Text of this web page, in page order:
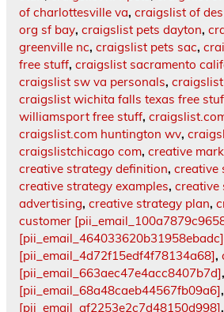
of charlottesville va, craigslist of
org sf bay, craigslist pets dayton,
greenville nc, craigslist pets sac,
free stuff, craigslist sacramento
craigslist sw va personals,
craigslist wichita falls texas free
williamsport free stuff,
craigslist.com huntington wv,
craigslistchicago com, creative
creative strategy definition, creative
creative strategy examples, creative
advertising, creative strategy plan,
customer
[pii_email_464033620b31958ebadc]
[pii_email_4d72f15edf4f78134a68],
[pii_email_663aec47e4acc8407b7d],
[pii_email_68a48caeb44567fb09a6],
[pii_email_af2253e2c7d48150d998],